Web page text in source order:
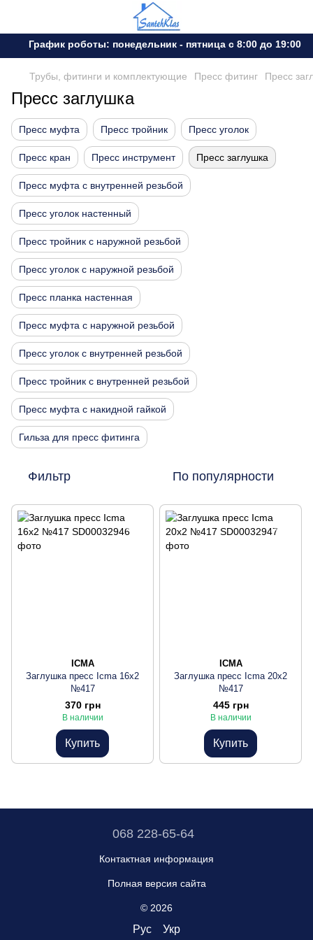
График роботы: понедельник - пятница с 8:00 до 19:00
Трубы, фитинги и комплектующие Пресс фитинг Пресс
Пресс заглушка
Пресс муфта Пресс тройник Пресс уголок
Пресс кран Пресс инструмент Пресс заглушка
Пресс муфта с внутренней резьбой
Пресс уголок настенный
Пресс тройник с наружной резьбой
Пресс уголок с наружной резьбой
Пресс планка настенная
Пресс муфта с наружной резьбой
Пресс уголок с внутренней резьбой
Пресс тройник с внутренней резьбой
Пресс муфта с накидной гайкой
Гильза для пресс фитинга
Фильтр По популярности
ICMA
Заглушка пресс Icma 16х2
№417
370 грн
В наличии
Купить
ICMA
Заглушка пресс Icma 20х2
№417
445 грн
В наличии
Купить
068 228-65-64
Контактная информация
Полная версия сайта
© 2026
Рус Укр